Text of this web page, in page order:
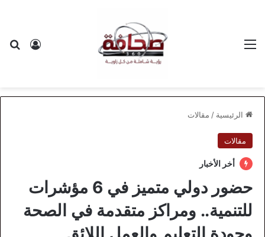
الرئيسية / مقالات
مقالات
أخر الأخبار
حضور دولي متميز في 6 مؤشرات
للتنمية.. ومراكز متقدمة في الصحة